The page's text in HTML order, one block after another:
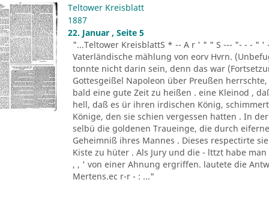
Teltower Kreisblatt
1887
22. Januar , Seite 5
"...Teltower KreisblattS * -- A r ' " " S --- "- - - " '
Vaterländische mählung von eorv Hvrn.
tonnte nicht darin sein, denn das war
Gottesgeißel Napoleon über Preußen
bald eine gute Zeit zu heißen . eine Kleinod ,
hell, daß es ür ihren irdischen König,
Könige, den sie schien vergessen hatten . In
selbü die goldenen Traueinge, die durch
Geheimniß ihres Mannes . Dieses respectirte
Kiste zu hüter . Als Jury und die - lttzt habe
, , ' von einer Ahnung ergriffen. lautete die
Mertens.ec r-r - : ..."